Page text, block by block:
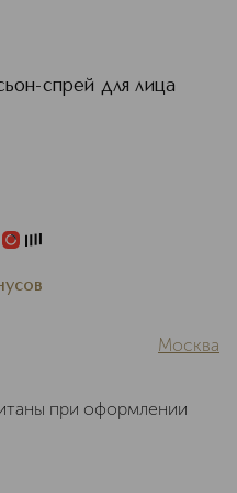
спрей для лица
Москва
при оформлении